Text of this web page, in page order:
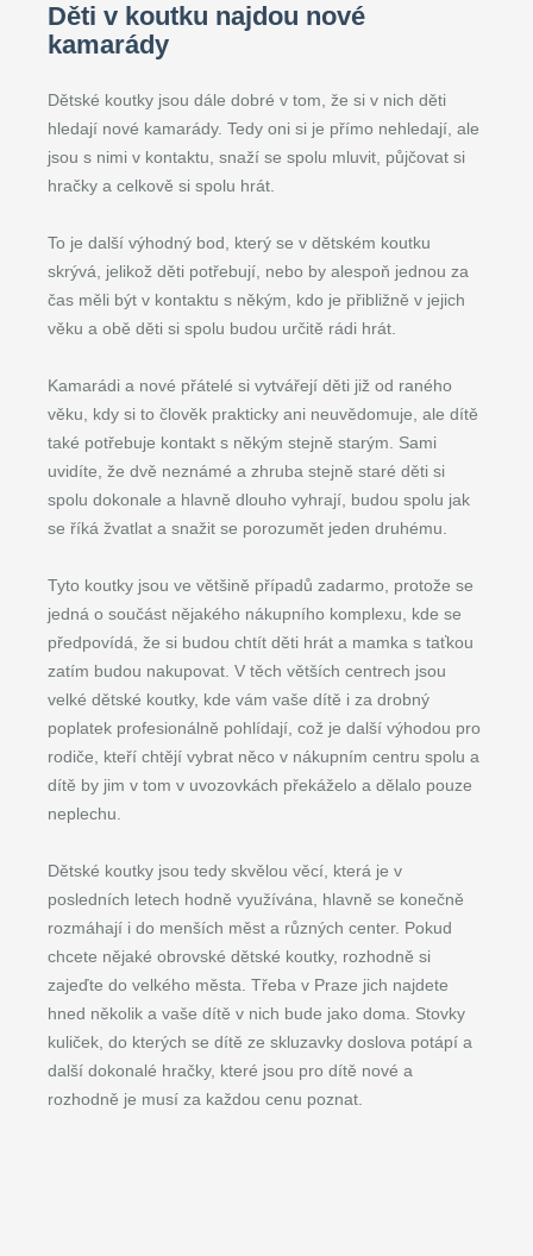
Děti v koutku najdou nové
kamarády
Dětské koutky jsou dále dobré v tom, že si v nich děti
hledají nové kamarády. Tedy oni si je přímo nehledají, ale
jsou s nimi v kontaktu, snaží se spolu mluvit, půjčovat si
hračky a celkově si spolu hrát.
To je další výhodný bod, který se v dětském koutku
skrývá, jelikož děti potřebují, nebo by alespoň jednou za
čas měli být v kontaktu s někým, kdo je přibližně v jejich
věku a obě děti si spolu budou určitě rádi hrát.
Kamarádi a nové přátelé si vytvářejí děti již od raného
věku, kdy si to člověk prakticky ani neuvědomuje, ale dítě
také potřebuje kontakt s někým stejně starým. Sami
uvidíte, že dvě neznámé a zhruba stejně staré děti si
spolu dokonale a hlavně dlouho vyhrají, budou spolu jak
se říká žvatlat a snažit se porozumět jeden druhému.
Tyto koutky jsou ve většině případů zadarmo, protože se
jedná o součást nějakého nákupního komplexu, kde se
předpovídá, že si budou chtít děti hrát a mamka s taťkou
zatím budou nakupovat. V těch větších centrech jsou
velké dětské koutky, kde vám vaše dítě i za drobný
poplatek profesionálně pohlídají, což je další výhodou pro
rodiče, kteří chtějí vybrat něco v nákupním centru spolu a
dítě by jim v tom v uvozovkách překáželo a dělalo pouze
neplechu.
Dětské koutky jsou tedy skvělou věcí, která je v
posledních letech hodně využívána, hlavně se konečně
rozmáhají i do menších měst a různých center. Pokud
chcete nějaké obrovské dětské koutky, rozhodně si
zajeďte do velkého města. Třeba v Praze jich najdete
hned několik a vaše dítě v nich bude jako doma. Stovky
kuliček, do kterých se dítě ze skluzavky doslova potápí a
další dokonalé hračky, které jsou pro dítě nové a
rozhodně je musí za každou cenu poznat.